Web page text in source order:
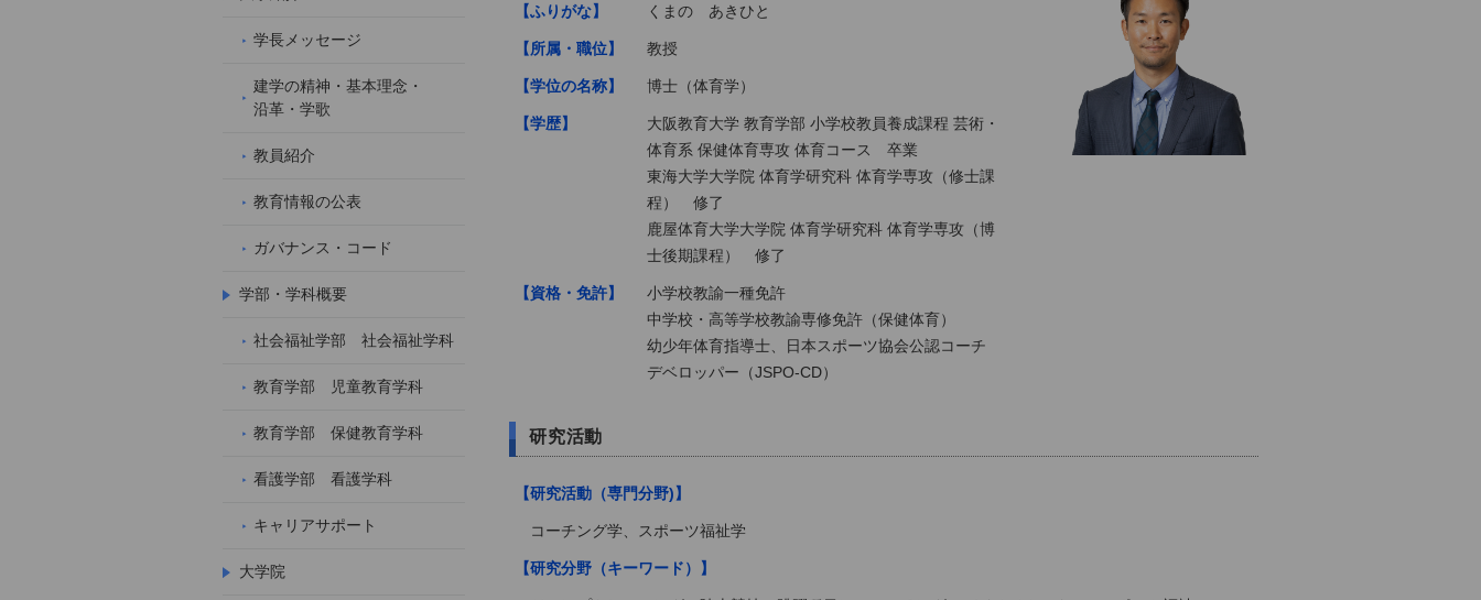
【ふりがな】 くまの あきひと
【所属・職位】 教授
【学位の名称】 博士（体育学）
【学歴】
大阪教育大学 教育学部 小学校教員養成課程 芸術・
体育系 保健体育専攻 体育コース 卒業
東海大学大学院 体育学研究科 体育学専攻（修士課
程） 修了
鹿屋体育大学大学院 体育学研究科 体育学専攻（博
士後期課程） 修了
【資格・免許】
小学校教諭一種免許
中学校・高等学校教諭専修免許（保健体育）
幼少年体育指導士、日本スポーツ協会公認コーチ
デベロッパー（JSPO-CD）
研究活動
【研究活動（専門分野)】
コーチング学、スポーツ福祉学
【研究分野（キーワード）】
学長メッセージ
建学の精神・基本理念・
沿革・学歌
教員紹介
教育情報の公表
ガバナンス・コード
学部・学科概要
社会福祉学部 社会福祉学科
教育学部 児童教育学科
教育学部 保健教育学科
看護学部 看護学科
キャリアサポート
大学院